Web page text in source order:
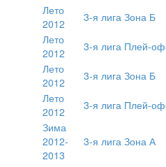
Лето
2012
3-я лига Зона Б
Лето
2012
3-я лига Плей-
Лето
2012
3-я лига Зона Б
Лето
2012
3-я лига Плей-
Зима
2012-
2013
3-я лига Зона А